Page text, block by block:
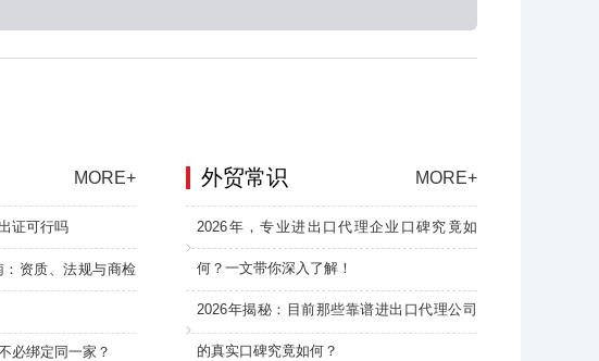
外贸常识 MORE+
2026年，专业进出口代理企业口碑究竟如
何？一文带你深入了解！
2026年揭秘：目前那些靠谱进出口代理公司
的真实口碑究竟如何？
MORE+
证可行吗
：资质、法规与商检
必绑定同一家？